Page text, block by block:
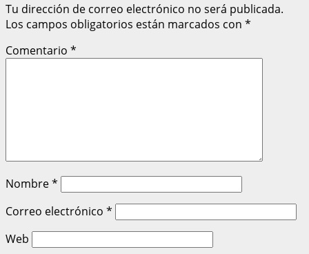
Tu dirección de correo electrónico no será publicada.
Los campos obligatorios están marcados con *
Comentario *
Nombre*
Correo electrónico *
Web